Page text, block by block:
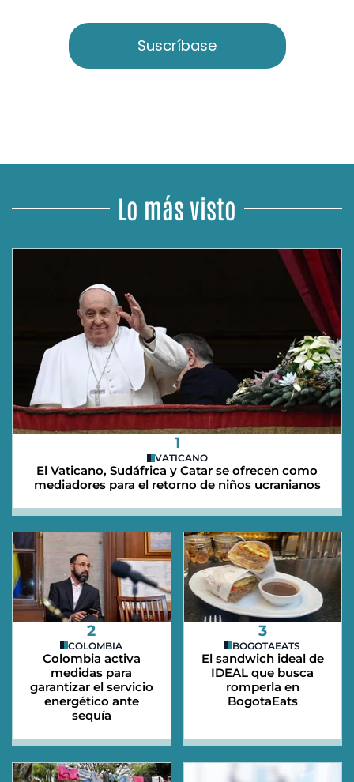
Suscríbase
Lo más visto
1
VATICANO
El Vaticano, Sudáfrica y Catar se ofrecen como
mediadores para el retorno de niños ucranianos
2
COLOMBIA
Colombia activa
medidas para
garantizar el servicio
energético ante
sequía
3
BOGOTAEATS
El sandwich ideal de
IDEAL que busca
romperla en
BogotaEats